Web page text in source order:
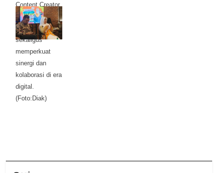
Content Creator
Gathering
Mojokerto Raya,
sekaligus
memperkuat
sinergi dan
kolaborasi di era
digital.
(Foto:Diak)